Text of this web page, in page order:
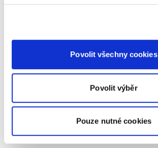
Povolit všechny cookies
Povolit výběr
Pouze nutné cookies